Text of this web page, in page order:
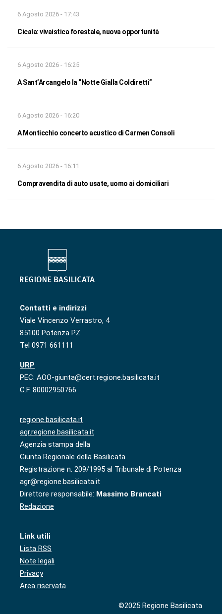
6 Agosto 2026 - 17:43
Cicala: vivaistica forestale, nuova opportunità
6 Agosto 2026 - 16:25
A Sant’Arcangelo la “Notte Gialla Coldiretti”
6 Agosto 2026 - 16:20
A Monticchio concerto acustico di Carmen Consoli
6 Agosto 2026 - 16:11
Compravendita di auto usate, uomo ai domiciliari
Contatti e indirizzi
Viale Vincenzo Verrastro, 4
85100 Potenza PZ
Tel 0971 661111
URP
PEC: AOO-giunta@cert.regione.basilicata.it
C.F. 80002950766
regione.basilicata.it
agr.regione.basilicata.it
Agenzia stampa della
Giunta Regionale della Basilicata
Registrazione n. 209/1995 al Tribunale di Potenza
agr@regione.basilicata.it
Direttore responsabile: Massimo Brancati
Redazione
Link utili
Lista RSS
Note legali
Privacy
Area riservata
©2025 Regione Basilicata